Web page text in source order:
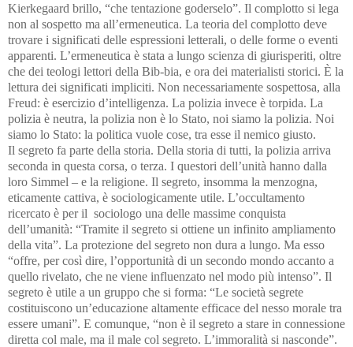
Kierkegaard brillo, “che tentazione goderselo”. Il complotto si lega
non al sospetto ma all’ermeneutica. La teoria del complotto deve
trovare i significati delle espressioni letterali, o delle forme o eventi
apparenti. L’ermeneutica è stata a lungo scienza di giurisperiti, oltre
che dei teologi lettori della Bib-bia, e ora dei materialisti storici. È la
lettura dei significati impliciti. Non necessariamente sospettosa, alla
Freud: è esercizio d’intelligenza. La polizia invece è torpida. La
polizia è neutra, la polizia non è lo Stato, noi siamo la polizia. Noi
siamo lo Stato: la politica vuole cose, tra esse il nemico giusto.
Il segreto fa parte della storia. Della storia di tutti, la polizia arriva
seconda in questa corsa, o terza. I questori dell’unità hanno dalla
loro Simmel – e la religione. Il segreto, insomma la menzogna,
eticamente cattiva, è sociologicamente utile. L’occultamento
ricercato è per il sociologo una delle massime conquista
dell’umanità: “Tramite il segreto si ottiene un infinito ampliamento
della vita”. La protezione del segreto non dura a lungo. Ma esso
“offre, per così dire, l’opportunità di un secondo mondo accanto a
quello rivelato, che ne viene influenzato nel modo più intenso”. Il
segreto è utile a un gruppo che si forma: “Le società segrete
costituiscono un’educazione altamente efficace del nesso morale tra
essere umani”. E comunque, “non è il segreto a stare in connessione
diretta col male, ma il male col segreto. L’immoralità si nasconde”.